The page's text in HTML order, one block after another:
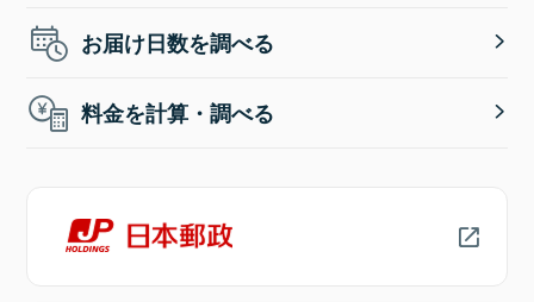
お届け日数を調べる
料金を計算・調べる